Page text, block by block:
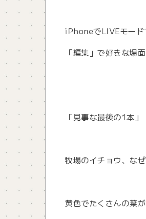
iPhoneでLIVEモード
「編集」で好きな場
「見事な最後の1本」
牧場のイチョウ、な
黄色でたくさんの葉